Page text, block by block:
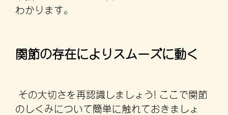
わかります。
関節の存在によりスムーズに動く
その大切さを再認識しましょう! ここで関節
のしくみについて簡単に触れておきましょ